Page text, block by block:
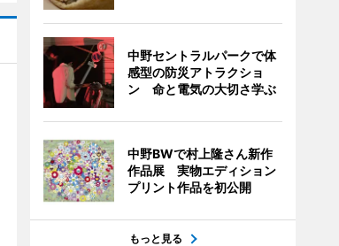
中野セントラルパークで体
感型の防災アトラクショ
ン 命と電気の大切さ学ぶ
中野BWで村上隆さん新作
作品展 実物エディション
プリント作品を初公開
もっと見る